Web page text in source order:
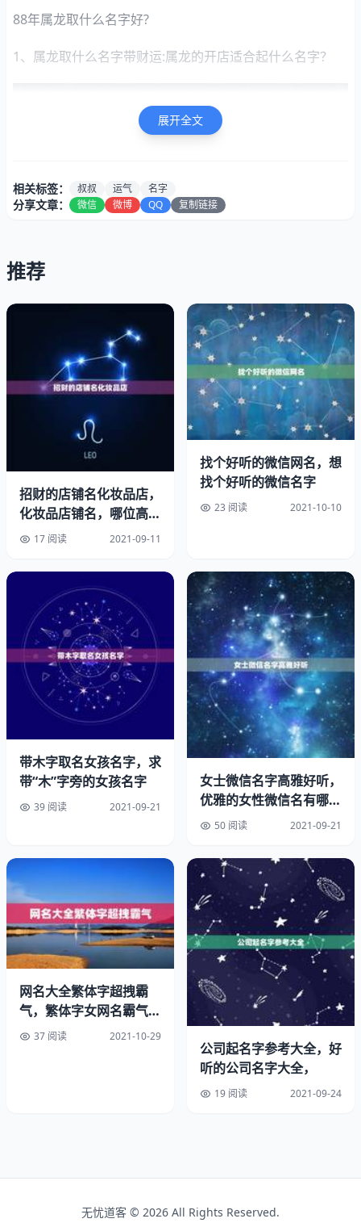
88年属龙取什么名字好?
1、属龙取什么名字带财运:属龙的开店适合起什么名字？
属龙的开店，可以用“龙”字，也可以用“辰”字。取其谐音，
用“晨”字，更有清新朝气之意。再配合上“明”字。可以叫“晨
明”。也可以在“晨明”上加上一至二个字。例如：晨明轩”或
“晨明书屋”……。1988属龙名字满分大全。
2、属龙取什么名字带财运:年出生用什么名字好
八字五行个数:3个金，0个木，0个水，2个火，3个土属龙
人带什么字最顺利最旺。
四季用神参考:日主天干火生于夏季,必须有水相助，最喜有
金。
{金爱娇}属龙带来好运微信名字。
爱娇-五行：金土木金金系您指定的姓氏用字。从生肖上
看，生肖为龙，名字中应有金部首为吉，金的部首为金。
系女子名常用字。能较好的与您的姓氏搭配。
娇从生辰八字上看，名字中需有木相助，娇字的五行属性为
字义爱表示喜好、真挚、爱乐；娇表示美女、娇美、娇好，
意义优美。
音律金、爱、娇的读音是jīn、ài、jiāo，声调为阴平、去
声、阴平，音律优美，朗朗上口。
仅供参考，谢谢。
3、属龙取什么名字带财运:88年属龙取什么名字好?
展开全文
相关标签： 叔叔 运气 名字
分享文章： 微信 微博 QQ 复制链接
推荐
招财的店铺名化妆品店，
化妆品店铺名，哪位高人
有好听的名字呀，一抹倾
17 阅读 2021-09-11
找个好听的微信网名，想
找个好听的微信名字
23 阅读 2021-10-10
带木字取名女孩名字，求
带“木”字旁的女孩名字
39 阅读 2021-09-21
女士微信名字高雅好听，
优雅的女性微信名有哪
些？50 阅读 2021-09-21
网名大全繁体字超拽霸
气，繁体字女网名霸气超
拽 37 阅读 2021-10-29
公司起名字参考大全，好
听的公司名字大全，
19 阅读 2021-09-24
无忧道客 © 2026 All Rights Reserved.